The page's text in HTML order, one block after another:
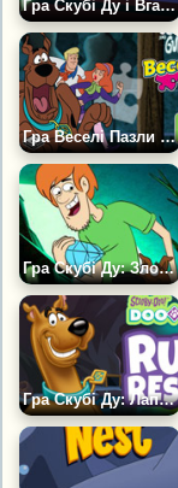
Гра Скубі Ду і Вгадай Хто? Намалюй Примару
Гра Веселі Пазли Скубі Ду
Гра Скубі Ду: Зловісний Особняк
Гра Скубі Ду: Лапа Допомоги